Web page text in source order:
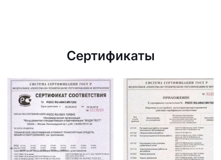
Сертификаты